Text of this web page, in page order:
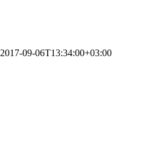
2017-09-06T13:34:00+03:00